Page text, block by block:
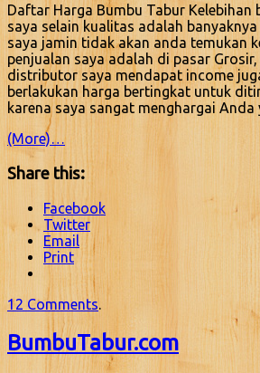
Daftar Harga Bumbu Tabur Kelebihan
saya selain kualitas adalah
saya jamin tidak akan anda temukan
penjualan saya adalah di pasar
distributor saya mendapat income
berlakukan harga bertingkat untuk
karena saya sangat menghargai Anda
(More)…
Share this:
Facebook
Twitter
Email
Print
12 Comments.
BumbuTabur.com